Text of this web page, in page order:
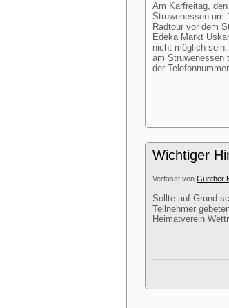
Am Karfreitag,
Struwenessen um
Radtour vor dem
Edeka Markt
nicht möglich
am Struwenessen
der
Wichtiger
Verfasst von Günther
Sollte auf Grund
Teilnehmer
Heimatverein